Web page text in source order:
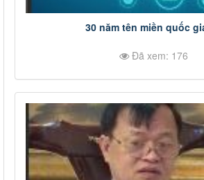
30 năm tên miền quốc
Đã xem: 176